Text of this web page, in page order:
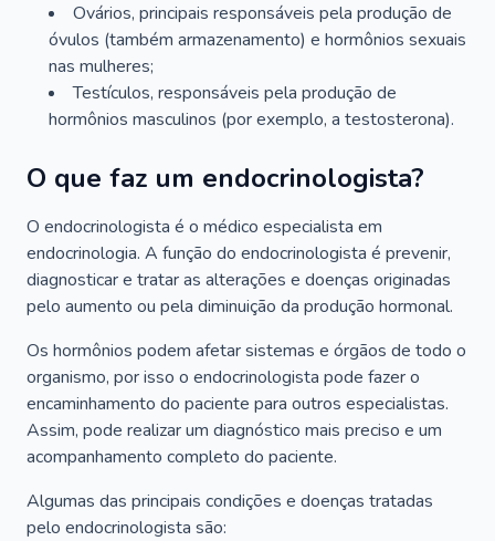
Ovários, principais responsáveis pela produção de
óvulos (também armazenamento) e hormônios sexuais
nas mulheres;
Testículos, responsáveis pela produção de
hormônios masculinos (por exemplo, a testosterona).
O que faz um endocrinologista?
O endocrinologista é o médico especialista em
endocrinologia. A função do endocrinologista é prevenir,
diagnosticar e tratar as alterações e doenças originadas
pelo aumento ou pela diminuição da produção hormonal.
Os hormônios podem afetar sistemas e órgãos de todo o
organismo, por isso o endocrinologista pode fazer o
encaminhamento do paciente para outros especialistas.
Assim, pode realizar um diagnóstico mais preciso e um
acompanhamento completo do paciente.
Algumas das principais condições e doenças tratadas
pelo endocrinologista são: